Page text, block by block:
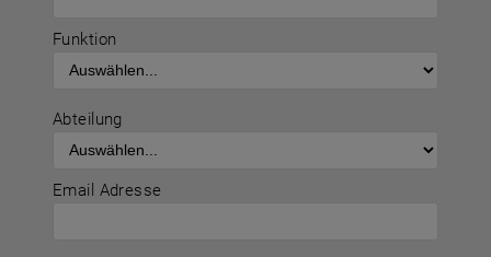
Funktion
Abteilung
Email Adresse